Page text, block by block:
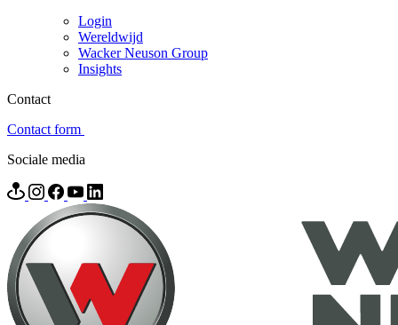
Login
Wereldwijd
Wacker Neuson Group
Insights
Contact
Contact form
Sociale media